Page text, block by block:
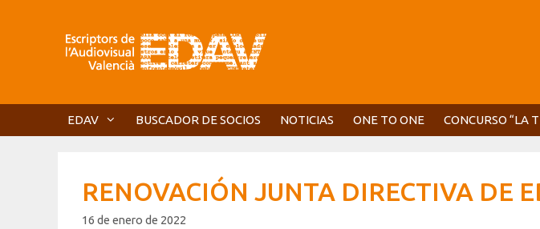
EDAV BUSCADOR DE SOCIOS NOTICIAS ONE TO ONE CONCURSO “LA
RENOVACIÓN JUNTA DIRECTIVA DE
16 de enero de 2022